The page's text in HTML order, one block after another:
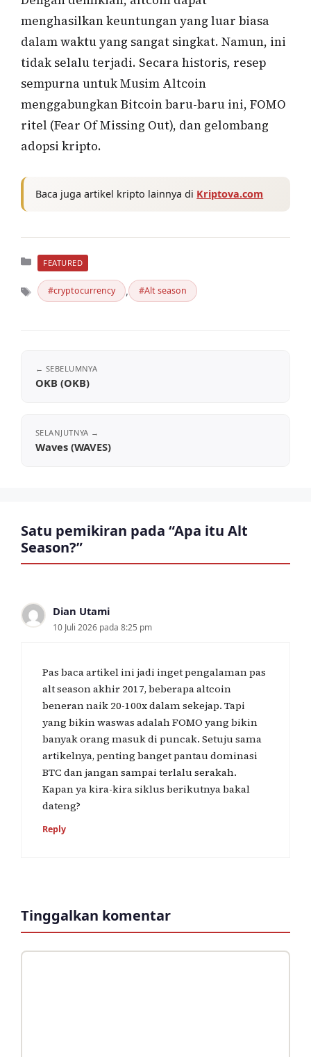
menghasilkan keuntungan yang luar biasa
dalam waktu yang sangat singkat. Namun, ini
tidak selalu terjadi. Secara historis, resep
sempurna untuk Musim Altcoin
menggabungkan Bitcoin baru-baru ini, FOMO
ritel (Fear Of Missing Out), dan gelombang
adopsi kripto.
Baca juga artikel kripto lainnya di Kriptova.com
Kategori
FEATURED
Tag cryptocurrency , Alt season
OKB (OKB)
Waves (WAVES)
Satu pemikiran pada “Apa itu Alt
Season?”
Dian Utami
10 Juli 2026 pada 8:25 pm
Pas baca artikel ini jadi inget pengalaman pas
alt season akhir 2017, beberapa altcoin
beneran naik 20-100x dalam sekejap. Tapi
yang bikin waswas adalah FOMO yang bikin
banyak orang masuk di puncak. Setuju sama
artikelnya, penting banget pantau dominasi
BTC dan jangan sampai terlalu serakah.
Kapan ya kira-kira siklus berikutnya bakal
dateng?
Reply
Tinggalkan komentar
Komentar
Nama
Surel
Situs